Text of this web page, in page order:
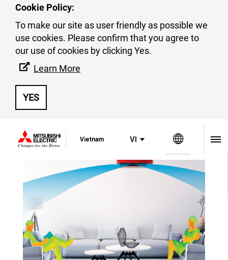
Cookie Policy:
To make our site as user friendly as possible we
use cookies. Please confirm that you agree to
our use of cookies by clicking Yes.
Learn More
YES
Vietnam VI
TÍNH NĂNG NỔI BẬT
Cánh gió đôi & mắt thần cảm